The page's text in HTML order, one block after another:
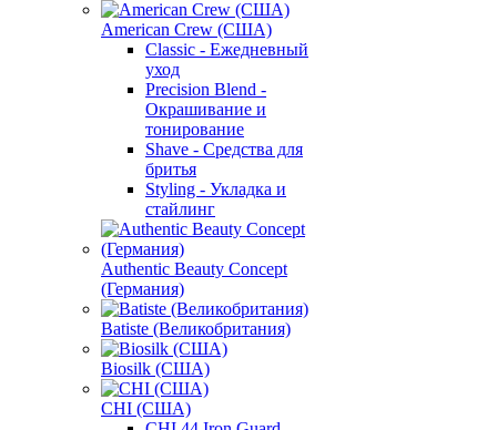
American Crew (США)
Classic - Ежедневный
уход
Precision Blend -
Окрашивание и
тонирование
Shave - Средства для
бритья
Styling - Укладка и
стайлинг
Authentic Beauty Concept
(Германия)
Batiste (Великобритания)
Biosilk (США)
CHI (США)